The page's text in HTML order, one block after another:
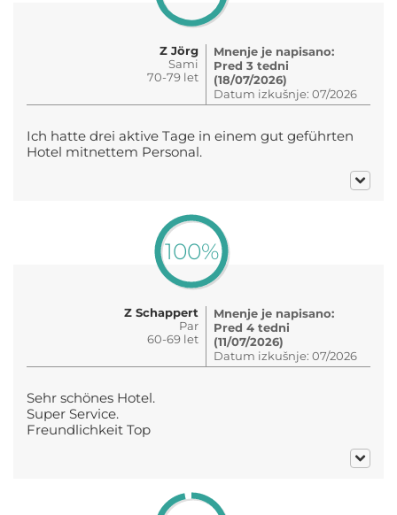
Z Jörg
Sami
70-79 let
Mnenje je napisano:
Pred 3 tedni
(18/07/2026)
Datum izkušnje: 07/2026
Ich hatte drei aktive Tage in einem gut geführten
Hotel mitnettem Personal.
100%
Z Schappert
Par
60-69 let
Mnenje je napisano:
Pred 4 tedni
(11/07/2026)
Datum izkušnje: 07/2026
Sehr schönes Hotel.
Super Service.
Freundlichkeit Top